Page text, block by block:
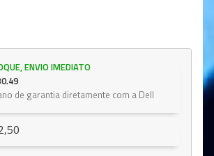
ENVIO IMEDIATO
de garantia diretamente com a Dell